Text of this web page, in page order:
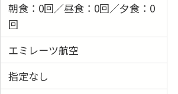
朝食：0回／昼食：0回／夕食：0
回
エミレーツ航空
指定なし